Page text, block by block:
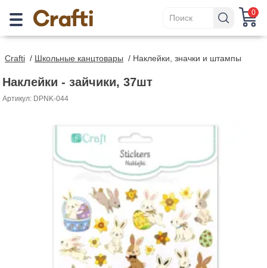
0
Crafti / Школьные канцтовары / Наклейки, значки и штампы
Наклейки - зайчики, 37шт
Артикул: DPNK-044